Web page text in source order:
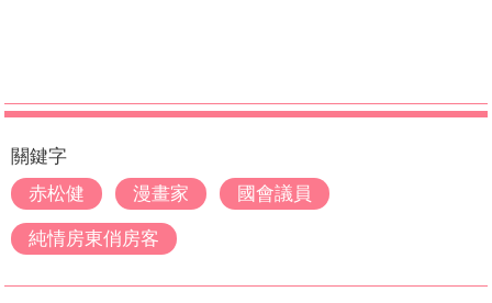
關鍵字
赤松健
漫畫家 國會議員
純情房東俏房客